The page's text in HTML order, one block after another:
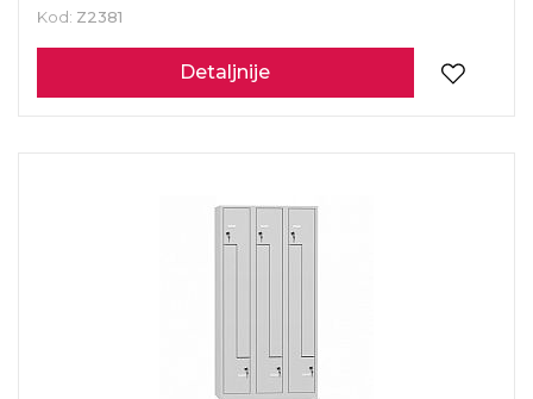
Kod: Z2381
Detaljnije